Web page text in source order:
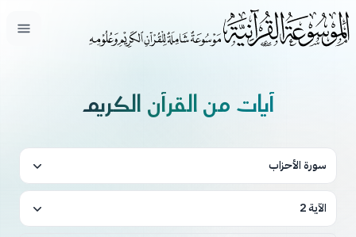
فتح
آيات من القرآن الكريم
سورة الأحزاب
الآية 2